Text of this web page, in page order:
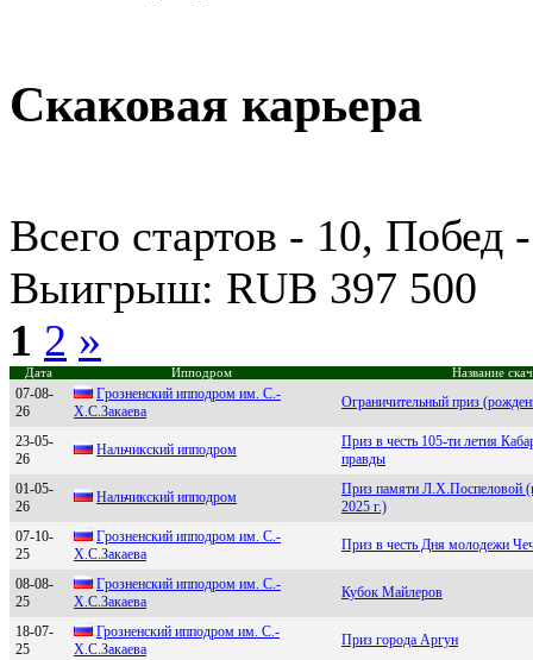
Скаковая карьера
Всего стартов - 10,
Выигрыш: RUB 397 500
1 2 »
Дата Ипподром Название
07-08-
26
Гpознeнский ипподpом им. С.-
Х.С.Зaкaeвa
Ограничительный приз
23-05-
26
Haльчикcкий ипподpом
Приз в честь 105-ти летия
правды
01-05-
26
Нальчикский иппoдрoм
Приз памяти Л.Х.Поспеловой
2025 г.)
07-10-
25
Гpoзненский иппoдpoм им. С.-
X.С.Закаева
Приз в честь Дня молодежи
08-08-
25
Гpозненcкий ипподpом им. C.-
X.C.Закаева
Кубок Майлеров
18-07-
25
Грoзненcкий иппoдрoм им. C.-
X.C.Закаева
Приз города Аргун